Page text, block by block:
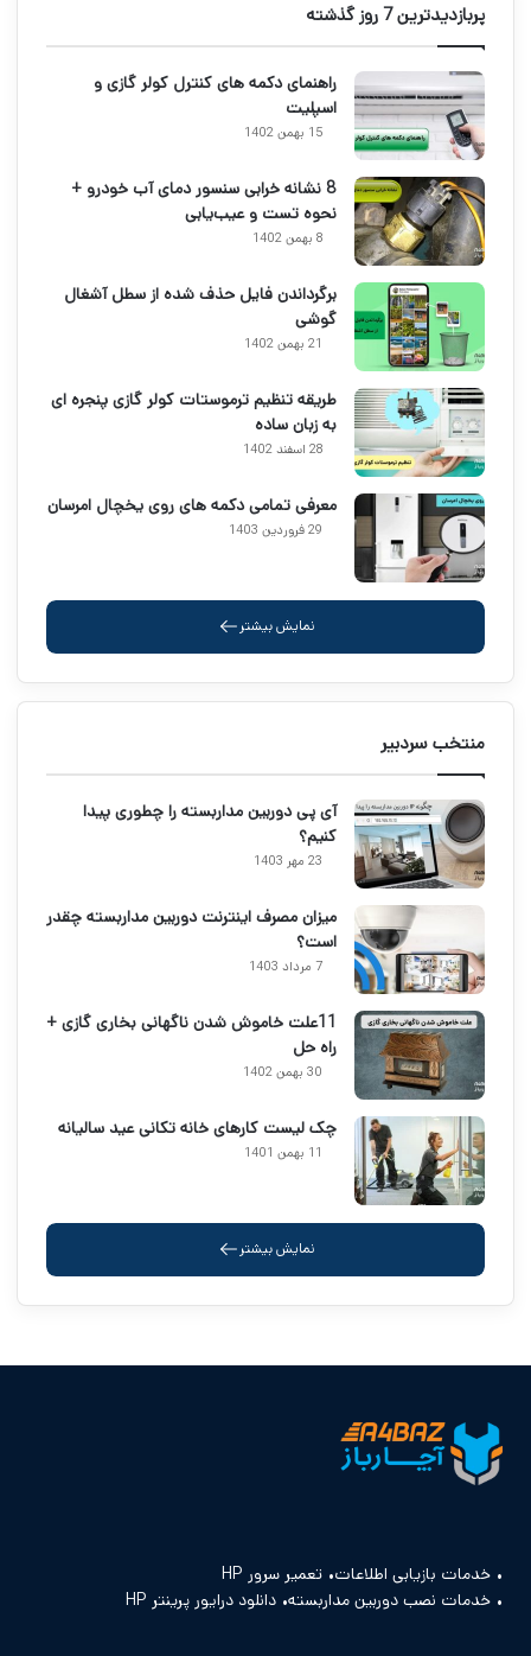
پربازدیدترین 7 روز گذشته
راهنمای دکمه های کنترل کولر گازی و
اسپلیت
15 بهمن 1402
8 نشانه خرابی سنسور دمای آب خودرو +
نحوه تست و عیب‌یابی
8 بهمن 1402
برگرداندن فایل حذف شده از سطل آشغال
گوشی
21 بهمن 1402
طریقه تنظیم ترموستات کولر گازی پنجره ای
به زبان ساده
28 اسفند 1402
معرفی تمامی دکمه های روی یخچال امرسان
29 فروردین 1403
نمایش بیشتر
منتخب سردبیر
آی پی دوربین مداربسته را چطوری پیدا
کنیم؟
23 مهر 1403
میزان مصرف اینترنت دوربین مداربسته چقدر
است؟
7 مرداد 1403
11علت خاموش شدن ناگهانی بخاری گازی +
راه حل
30 بهمن 1402
چک لیست کارهای خانه تکانی عید سالیانه
11 بهمن 1401
نمایش بیشتر
خدمات بازیابی اطلاعات تعمیر سرور HP
خدمات نصب دوربین مداربسته دانلود درایور پرینتر HP